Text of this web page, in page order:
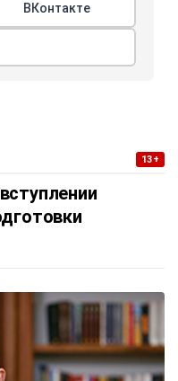
ВКонтакте
13+